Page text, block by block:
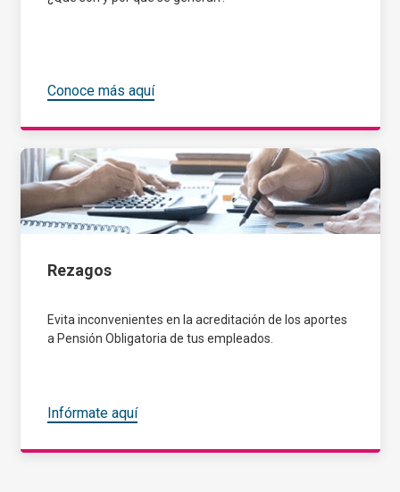
Conoce más aquí
Rezagos
Evita inconvenientes en la acreditación de los aportes
a Pensión Obligatoria de tus empleados.​
Infórmate aquí